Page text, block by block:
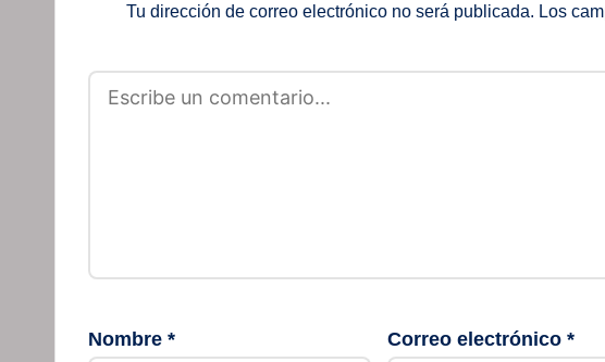
Tu dirección de correo electrónico no será publicada. Los
Nombre * Correo electrónico *